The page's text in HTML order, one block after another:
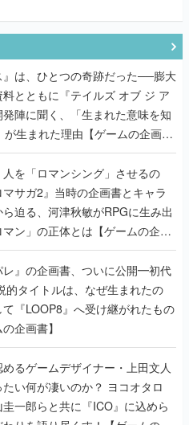
』は、ひとつの奇跡だった──膨大
料とともに『テイルズ オブ ジ ア
発陣に聞く、「生まれた意味を知
が生まれた理由【ゲームの企画
人を「ロマンシング」させるの
サガ2』当時の企画書とキャラ
迫る、河津秋敏がRPGに生み出
マン」の正体とは【ゲームの企画
レ』の企画書、ついに公開━初代
的タイトルは、なぜ生まれたの
『LOOP8』へ受け継がれたもの
の企画書】
るゲームデザイナー・上田文人
たい何が凄いのか？ ヨコオタロ
一郎らと共に『ICO』に込めら